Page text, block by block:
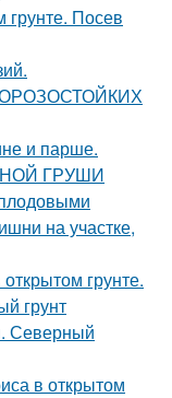
Посев
и парше.
ГРУШИ
на участке,
грунте.
грунт
Северный
в открытом